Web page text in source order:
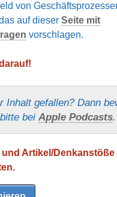
von
auf dieser Seite mit
vorschlagen.
Inhalt gefallen? Dann
bei Apple Podcasts
Artikel/